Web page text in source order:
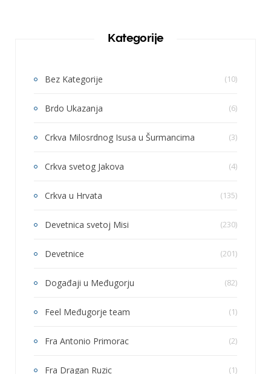
Kategorije
Bez Kategorije (10)
Brdo Ukazanja (6)
Crkva Milosrdnog Isusa u Šurmancima (3)
Crkva svetog Jakova (4)
Crkva u Hrvata (135)
Devetnica svetoj Misi (230)
Devetnice (201)
Događaji u Međugorju (82)
Feel Međugorje team (1)
Fra Antonio Primorac (2)
Fra Dragan Ruzic (1)